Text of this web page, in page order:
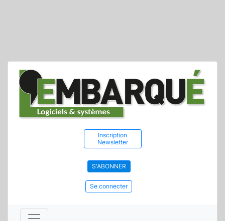
Inscription
Newsletter
S'ABONNER
Se connecter